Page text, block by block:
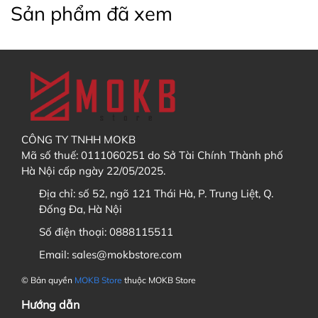
Layout mạch WKL
2. Thời gian trả hàng dự kiến có chính xác không?
3. Tôi có thể mua các sản phẩm khác cùng với GB
không?
KHÔNG
KHÔNG
4. Tôi muốn theo dõi tiến độ GB / Order thì xem ở đâu?
Facebook
muốn
vào
và chọn
Sản phẩm đã xem
CÔNG TY TNHH MOKB
Mã số thuế: 0111060251 do Sở Tài Chính Thành phố
Hà Nội cấp ngày 22/05/2025.
Địa chỉ: số 52, ngõ 121 Thái Hà, P. Trung Liệt, Q.
Đống Đa, Hà Nội
Số điện thoại: 0888115511
Email: sales@mokbstore.com
© Bản quyền MOKB Store thuộc MOKB Store
Hướng dẫn